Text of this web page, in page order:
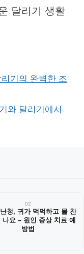
달리기 생활
기의 완벽한 조
와 달리기에서
02
청, 귀가 먹먹하고 물 찬
나요 – 원인 증상 치료 예
방법